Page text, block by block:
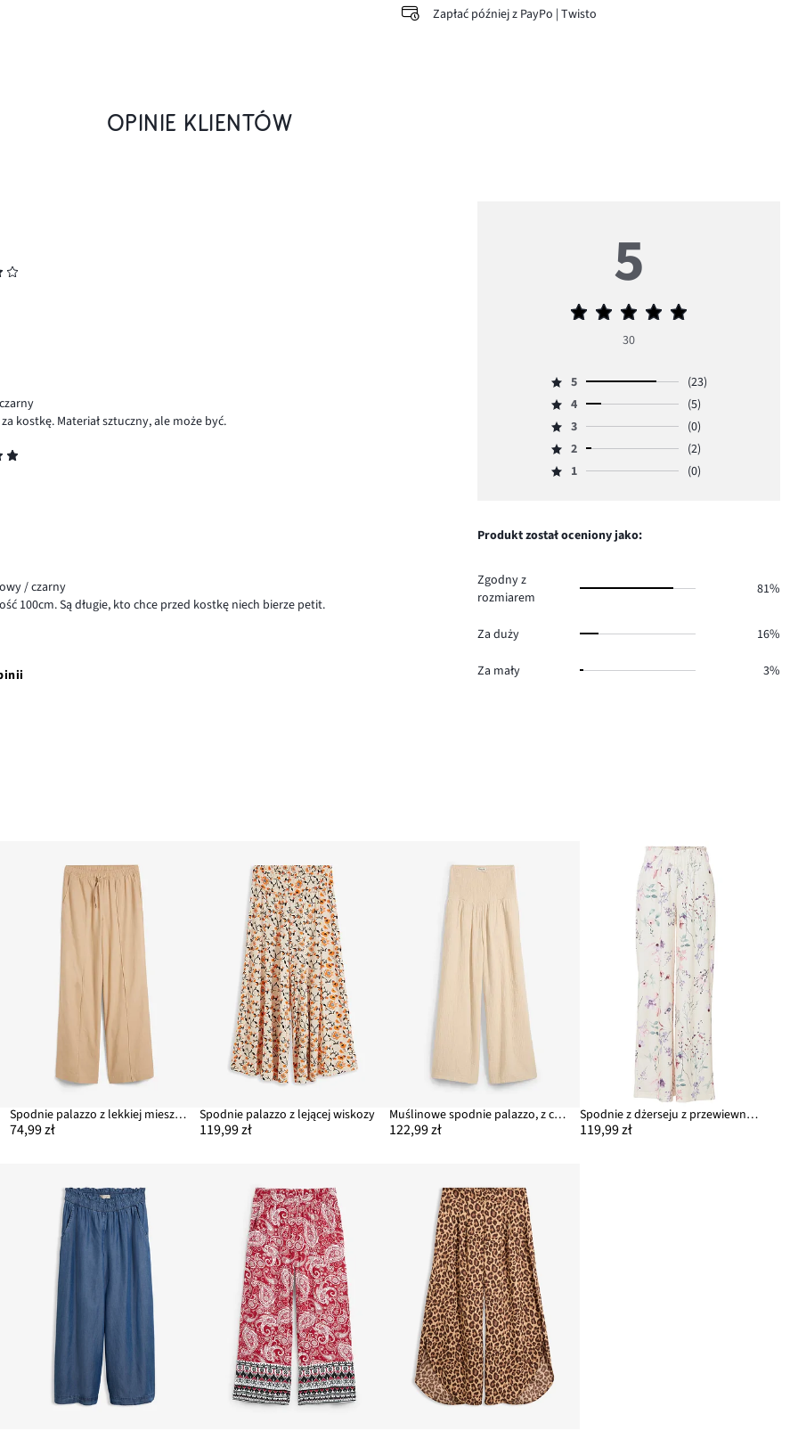
Zapłać później z PayPo | Twisto
OPINIE KLIENTÓW
kostkę. Materiał sztuczny, ale może być.
/ czarny
100cm. Są długie, kto chce przed kostkę niech bierze petit.
5
Średnia
5
30
Ocena
5,
ilość
głosów
5
(23)
Ocena
4,
ilość
głosów
4
(5)
Ocena
3,
ilość
3
(0)
Ocena
2,
2.
2
(2)
Ocena
głosów
1 (0)
Produkt został oceniony jako:
Zgodny z
rozmiarem
81%
Za duży 16%
Za mały 3%
Spodnie palazzo z lekkiej mieszanki lnu i wiskozy
74,99 zł
Spodnie palazzo z lejącej wiskozy
119,99 zł
Muślinowe spodnie palazzo, z czystej bawełny
122,99 zł
Spodnie z dżerseju z przewiewnej krepy
119,99 zł